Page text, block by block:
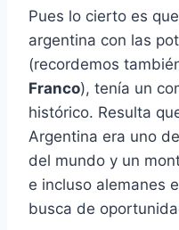
Pues lo cierto es
argentina con las
(recordemos
Franco), tenía un
histórico. Resulta
Argentina era uno
del mundo y un
e incluso alemanes
busca de